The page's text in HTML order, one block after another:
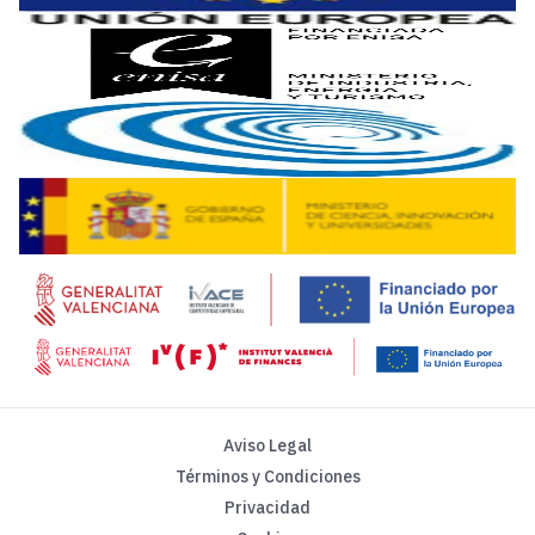
La compañíaNeat, perteneciente al Grupo Legrand y
Ante este escenario,Paradigma Digital diseñó una
Gracias a esta infraestructura, Neat ha pasado a contar
Aviso Legal
Términos y Condiciones
Privacidad